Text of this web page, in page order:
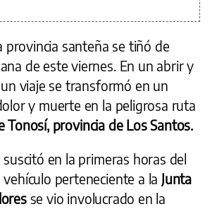
provincia santeña se tiñó de
de este viernes. En un abrir y
viaje se transformó en un
y muerte en la peligrosa ruta
Tonosí, provincia de Los Santos.
en la primeras horas del
perteneciente a la Junta
se vio involucrado en la